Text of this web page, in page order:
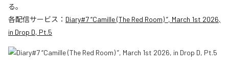
る。
各配信サービス： Diary#7 “Camille (The Red Room) ”, March 1st 2026,
in Drop D, Pt.5